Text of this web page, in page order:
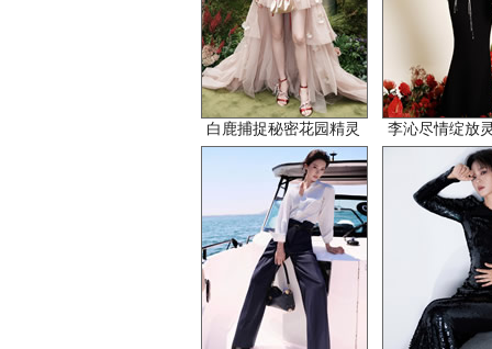
白鹿捕捉秘密花园精灵 李沁尽情绽放